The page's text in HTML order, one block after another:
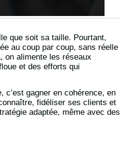
que soit sa taille. Pourtant,
au coup par coup, sans réelle
on alimente les réseaux
et des efforts qui
gagner en cohérence, en
fidéliser ses clients et
adaptée, même avec des